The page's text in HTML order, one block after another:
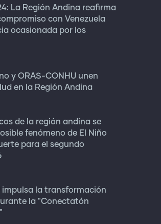
La Región Andina reafirma
con Venezuela
ocasionada por los
y ORAS-CONHU unen
en la Región Andina
de la región andina se
fenómeno de El Niño
para el segundo
impulsa la transformación
la "Conectatón